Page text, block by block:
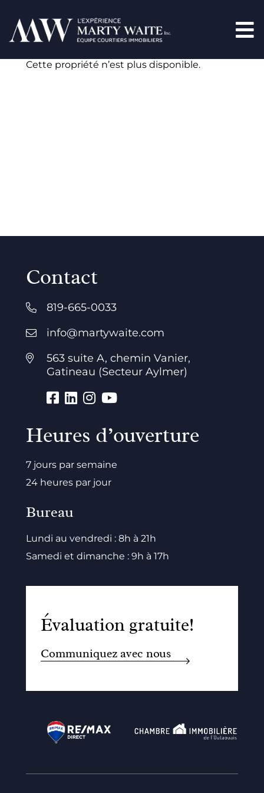
Cette propriété n’est plus disponible.
Contact
819-665-0033
info@martywaite.com
563 suite A, chemin Vanier,
Gatineau (Secteur Aylmer)
Heures d’ouverture
7 jours par semaine
24 heures par jour
Bureau
Lundi au vendredi : 8h à 21h
Samedi et dimanche : 9h à 17h
Évaluation gratuite!
Communiquez avec nous